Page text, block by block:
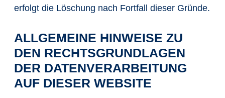
erfolgt die Löschung nach Fortfall dieser Gründe.
ALLGEMEINE HINWEISE ZU
DEN RECHTSGRUNDLAGEN
DER DATENVERARBEITUNG
AUF DIESER WEBSITE